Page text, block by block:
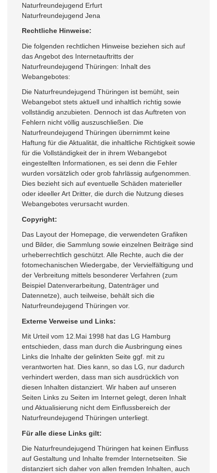
Naturfreundejugend Erfurt
Naturfreundejugend Jena
Rechtliche Hinweise:
Die folgenden rechtlichen Hinweise beziehen sich auf
das Angebot des Internetauftritts der
Naturfreundejugend Thüringen: Inhalt des
Webangebotes:
Die Naturfreundejugend Thüringen ist bemüht, sein
Webangebot stets aktuell und inhaltlich richtig sowie
vollständig anzubieten. Dennoch ist das Auftreten von
Fehlern nicht völlig auszuschließen. Die
Naturfreundejugend Thüringen übernimmt keine
Haftung für die Aktualität, die inhaltliche Richtigkeit sowie
für die Vollständigkeit der in ihrem Webangebot
eingestellten Informationen, es sei denn die Fehler
wurden vorsätzlich oder grob fahrlässig aufgenommen.
Dies bezieht sich auf eventuelle Schäden materieller
oder ideeller Art Dritter, die durch die Nutzung dieses
Webangebotes verursacht wurden.
Copyright:
Das Layout der Homepage, die verwendeten Grafiken
und Bilder, die Sammlung sowie einzelnen Beiträge sind
urheberrechtlich geschützt. Alle Rechte, auch die der
fotomechanischen Wiedergabe, der Vervielfältigung und
der Verbreitung mittels besonderer Verfahren (zum
Beispiel Datenverarbeitung, Datenträger und
Datennetze), auch teilweise, behält sich die
Naturfreundejugend Thüringen vor.
Externe Verweise und Links:
Mit Urteil vom 12.Mai 1998 hat das LG Hamburg
entschieden, dass man durch die Ausbringung eines
Links die Inhalte der gelinkten Seite ggf. mit zu
verantworten hat. Dies kann, so das LG, nur dadurch
verhindert werden, dass man sich ausdrücklich von
diesen Inhalten distanziert. Wir haben auf unseren
Seiten Links zu Seiten im Internet gelegt, deren Inhalt
und Aktualisierung nicht dem Einflussbereich der
Naturfreundejugend Thüringen unterliegt.
Für alle diese Links gilt:
Die Naturfreundejugend Thüringen hat keinen Einfluss
auf Gestaltung und Inhalte fremder Internetseiten. Sie
distanziert sich daher von allen fremden Inhalten, auch